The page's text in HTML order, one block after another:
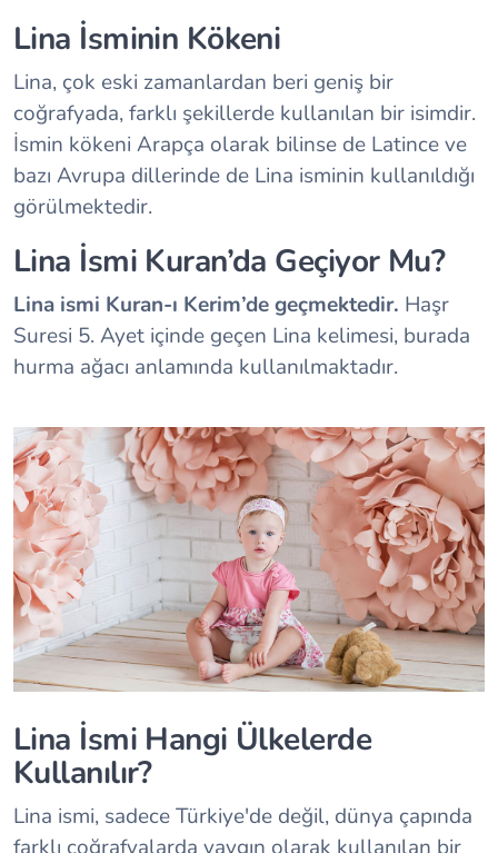
Lina İsminin Kökeni
Lina, çok eski zamanlardan beri geniş bir
coğrafyada, farklı şekillerde kullanılan bir isimdir.
İsmin kökeni Arapça olarak bilinse de Latince ve
bazı Avrupa dillerinde de Lina isminin kullanıldığı
görülmektedir.
Lina İsmi Kuran’da Geçiyor Mu?
Lina ismi Kuran-ı Kerim’de geçmektedir. Haşr
Suresi 5. Ayet içinde geçen Lina kelimesi, burada
hurma ağacı anlamında kullanılmaktadır.
Lina İsmi Hangi Ülkelerde
Kullanılır?
Lina ismi, sadece Türkiye'de değil, dünya çapında